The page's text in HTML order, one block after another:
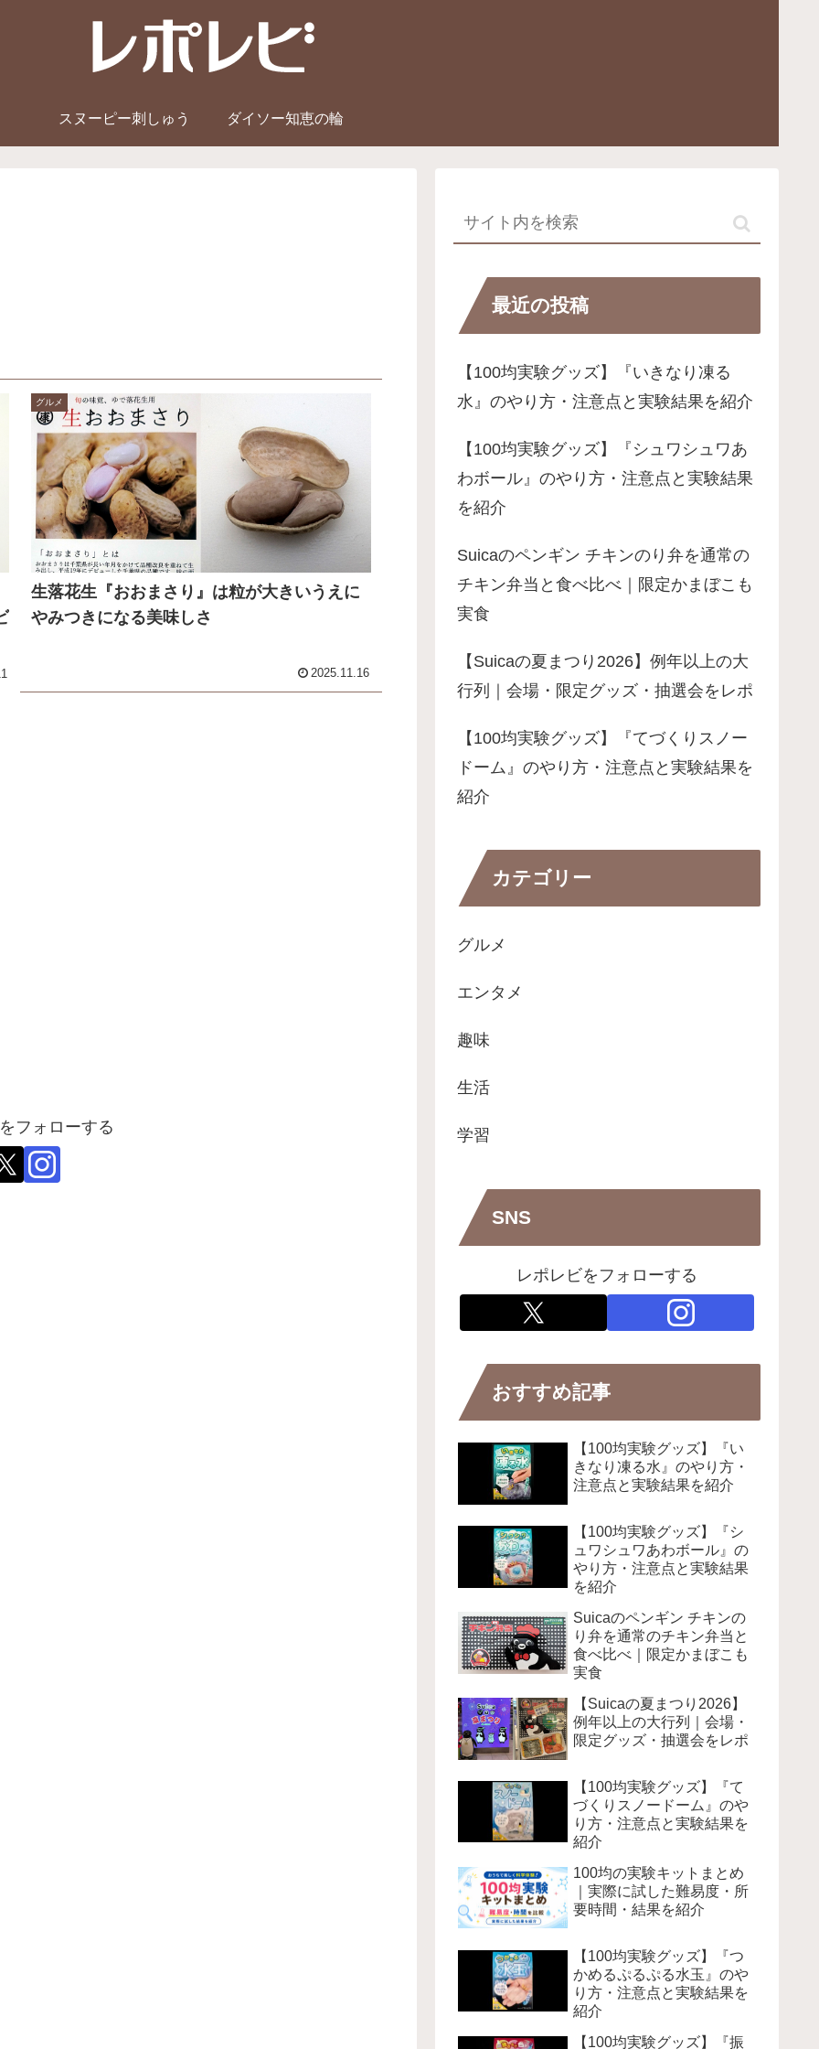
スヌーピー刺しゅう ダイソー知恵の輪
グルメ
生落花生『おおまさり』は粒が大きいうえに
やみつきになる美味しさ
2025.11.16
フォローする
最近の投稿
【100均実験グッズ】『いきなり凍る
水』のやり方・注意点と実験結果を紹介
【100均実験グッズ】『シュワシュワあ
わボール』のやり方・注意点と実験結果
を紹介
Suicaのペンギン チキンのり弁を通常の
チキン弁当と食べ比べ｜限定かまぼこも
実食
【Suicaの夏まつり2026】例年以上の大
行列｜会場・限定グッズ・抽選会をレポ
【100均実験グッズ】『てづくりスノー
ドーム』のやり方・注意点と実験結果を
紹介
カテゴリー
グルメ
エンタメ
趣味
生活
学習
SNS
レポレビをフォローする
おすすめ記事
【100均実験グッズ】『い
きなり凍る水』のやり方・
注意点と実験結果を紹介
【100均実験グッズ】『シ
ュワシュワあわボール』の
やり方・注意点と実験結果
を紹介
Suicaのペンギン チキンの
り弁を通常のチキン弁当と
食べ比べ｜限定かまぼこも
実食
【Suicaの夏まつり2026】
例年以上の大行列｜会場・
限定グッズ・抽選会をレポ
【100均実験グッズ】『て
づくりスノードーム』のや
り方・注意点と実験結果を
紹介
100均の実験キットまとめ
｜実際に試した難易度・所
要時間・結果を紹介
【100均実験グッズ】『つ
かめるぷるぷる水玉』のや
り方・注意点と実験結果を
紹介
【100均実験グッズ】『振